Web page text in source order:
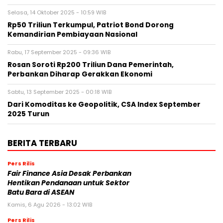
Selasa, 14 Oktober 2025 - 10:59 WIB
Rp50 Triliun Terkumpul, Patriot Bond Dorong
Kemandirian Pembiayaan Nasional
Rabu, 17 September 2025 - 09:36 WIB
Rosan Soroti Rp200 Triliun Dana Pemerintah,
Perbankan Diharap Gerakkan Ekonomi
Sabtu, 13 September 2025 - 00:18 WIB
Dari Komoditas ke Geopolitik, CSA Index September
2025 Turun
BERITA TERBARU
Pers Rilis
Fair Finance Asia Desak Perbankan
Hentikan Pendanaan untuk Sektor
Batu Bara di ASEAN
Kamis, 6 Agu 2026 - 13:02 WIB
Pers Rilis